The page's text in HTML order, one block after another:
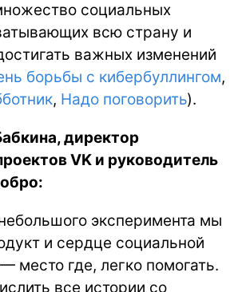
социальных
всю страну и
важных изменений
борьбы с кибербуллингом,
, Надо поговорить).
директор
VK и руководитель
эксперимента мы
и сердце социальной
место где, легко помогать.
все истории со